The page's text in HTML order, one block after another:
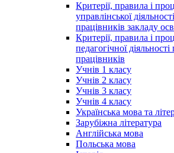
Критерії, правила і
управлінської
працівників закладу
Критерії, правила і
педагогічної
працівників
Учнів 1 класу
Учнів 2 класу
Учнів 3 класу
Учнів 4 класу
Українська мова та
Зарубіжна література
Англійська мова
Польська мова